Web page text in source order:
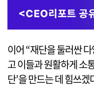
이어 “재단을 둘러싼
고 이들과 원활하게 소
단’을 만드는 데 힘쓰